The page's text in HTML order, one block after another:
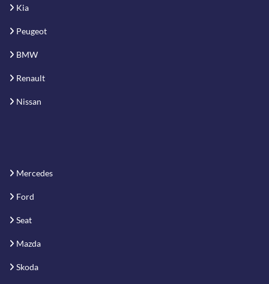
Kia
Peugeot
BMW
Renault
Nissan
Mercedes
Ford
Seat
Mazda
Skoda